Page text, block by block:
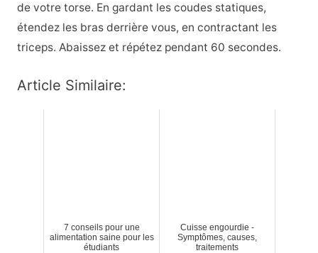
de votre torse. En gardant les coudes statiques,
étendez les bras derrière vous, en contractant les
triceps. Abaissez et répétez pendant 60 secondes.
Article Similaire:
7 conseils pour une
alimentation saine pour les
étudiants
Cuisse engourdie -
Symptômes, causes,
traitements